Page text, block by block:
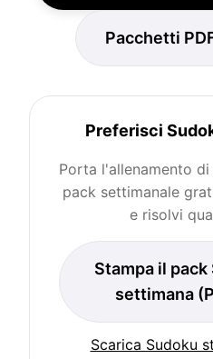
Pacchetti
Preferisci
Porta l'allenamento
pack settimanale
e risolvi
Stampa il
settimana
Scarica Sudoku